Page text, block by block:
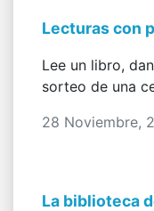
Lecturas con
Lee un libro,
sorteo de una
28 Noviembre,
La biblioteca